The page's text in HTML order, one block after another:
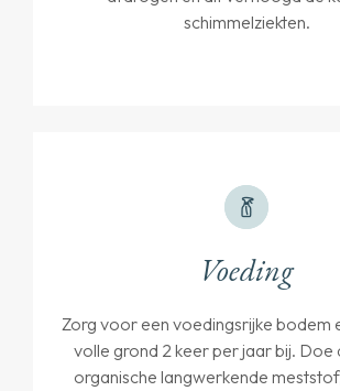
schimmelziekten.
Voeding
Zorg voor een voedingsrijke bodem
volle grond 2 keer per jaar bij. Doe
organische langwerkende